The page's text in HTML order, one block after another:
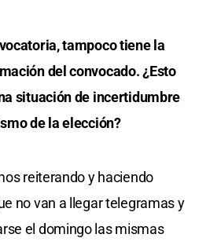
tampoco tiene la
del convocado. ¿Esto
situación de incertidumbre
de la elección?
reiterando y haciendo
no van a llegar telegramas y
el domingo las mismas